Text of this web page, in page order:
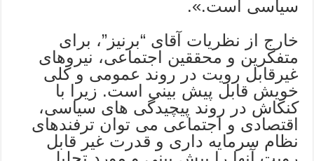
سیاسی است.».
خارج از نظریات آقای “برنیز”، برای
متفکرین و محققین اجتماعی، نیروهای
غیرقابل رویت در روند عمومی و کلی
خویش قابل پیش بینی است. زیرا با
کنکاش در روند پیچیدگی های سیاسی،
اقتصادی و اجتماعی می توان ترفندهای
نظام سرمایه داری و قدرت غیر قابل